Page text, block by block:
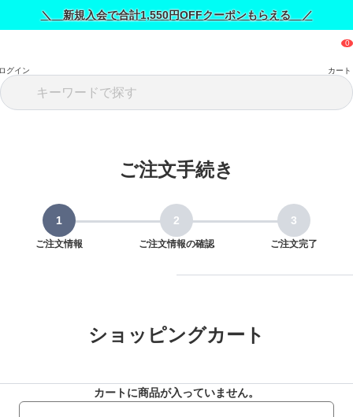
＼ 新規入会で合計1,550円OFFクーポンもらえる ／
グイン カート
ご注文手続き
ご注文情報 ご注文情報の確認 ご注文完了
ショッピングカート
カートに商品が入っていません。